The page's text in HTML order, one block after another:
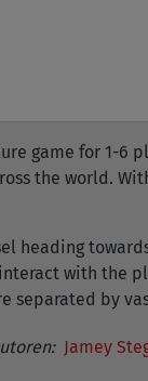
game for 1-6
the world.
heading
with the
by
Jamey